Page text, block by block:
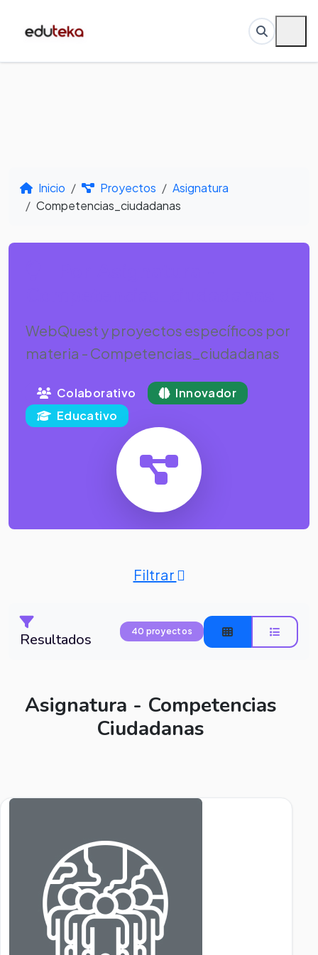
Inicio Proyectos
Asignatura
Competencias_ciudadanas
WebQuest y proyectos específicos por
materia - Competencias_ciudadanas
Colaborativo
Innovador
Educativo
Filtrar
Resultados 40 proyectos
Asignatura - Competencias
Ciudadanas